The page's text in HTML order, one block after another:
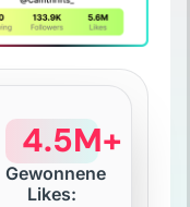
4.5M+
Gewonnene
Likes: